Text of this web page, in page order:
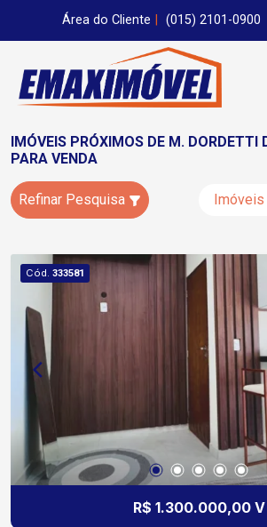
Área do Cliente (015) 2101-0900
IMÓVEIS PRÓXIMOS DE M. DORDETTI
PARA VENDA
Refinar Pesquisa
Cód. 333581
R$ 1.300.000,00 V